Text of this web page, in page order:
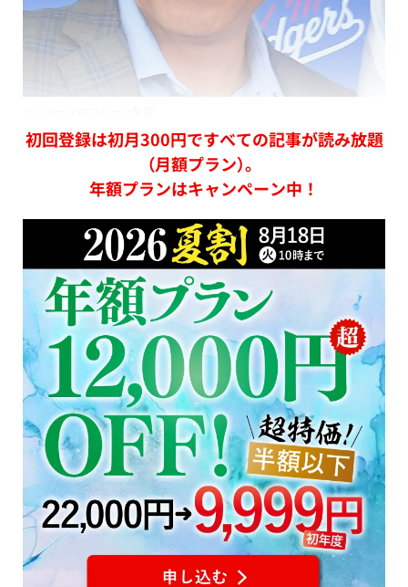
初回登録は初月300円ですべての記事が読み放題
（月額プラン）。
年額プランはキャンペーン中！